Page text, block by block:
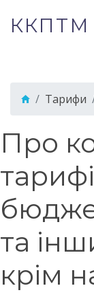
ККПТМ
Тарифи
Про
та
крім